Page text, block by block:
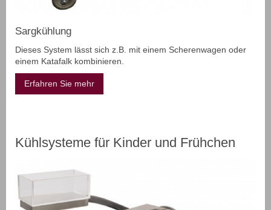
Sargkühlung
Dieses System lässt sich z.B. mit einem Scherenwagen oder
einem Katafalk kombinieren.
Erfahren Sie mehr
Kühlsysteme für Kinder und Frühchen